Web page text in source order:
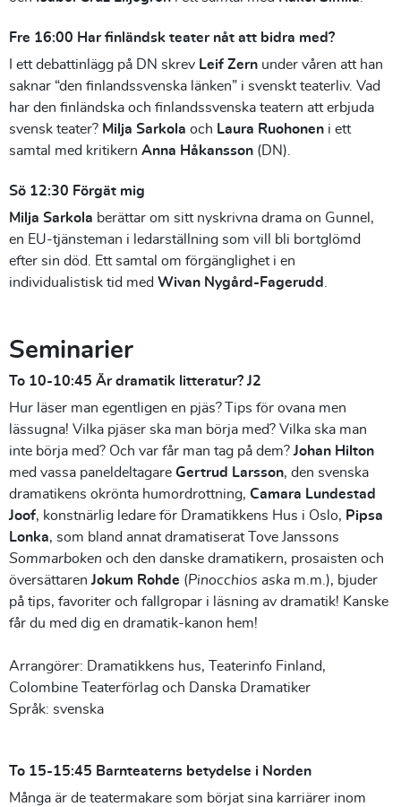
Fre 16:00 Har finländsk teater nåt att bidra med?
I ett debattinlägg på DN skrev Leif Zern under våren att han
saknar “den finlandssvenska länken” i svenskt teaterliv. Vad
har den finländska och finlandssvenska teatern att erbjuda
svensk teater? Milja Sarkola och Laura Ruohonen i ett
samtal med kritikern Anna Håkansson (DN).
Sö 12:30 Förgät mig
Milja Sarkola berättar om sitt nyskrivna drama on Gunnel,
en EU-tjänsteman i ledarställning som vill bli bortglömd
efter sin död. Ett samtal om förgänglighet i en
individualistisk tid med Wivan Nygård-Fagerudd.
Seminarier
To 10-10:45 Är dramatik litteratur? J2
Hur läser man egentligen en pjäs? Tips för ovana men
lässugna! Vilka pjäser ska man börja med? Vilka ska man
inte börja med? Och var får man tag på dem?Johan Hilton
med vassa paneldeltagare Gertrud Larsson, den svenska
dramatikens okrönta humordrottning, Camara Lundestad
Joof, konstnärlig ledare för Dramatikkens Hus i Oslo, Pipsa
Lonka, som bland annat dramatiserat Tove Janssons
Sommarboken och den danske dramatikern, prosaisten och
översättarenJokum Rohde (Pinocchios aska m.m.), bjuder
på tips, favoriter och fallgropar i läsning av dramatik! Kanske
får du med dig en dramatik-kanon hem!
Arrangörer: Dramatikkens hus, Teaterinfo Finland,
Colombine Teaterförlag och Danska Dramatiker
Språk: svenska
To 15-15:45 Barnteaterns betydelse i Norden
Många är de teatermakare som börjat sina karriärer inom